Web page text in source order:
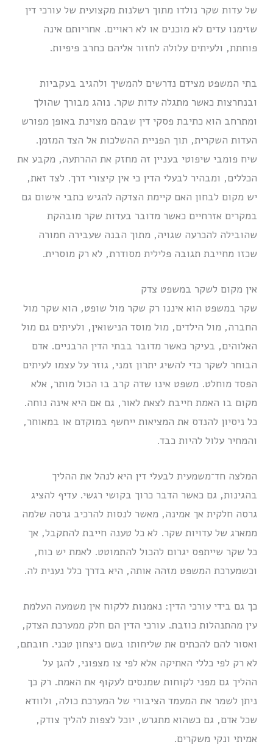
של עדות שקר נולדו מתוך רשלנות מקצועית של עורכי דין
שזימנו עדים לא מוכנים או לא ראויים. אחריותם אינה
פוחתת, ולעיתים עלולה לחזור אליהם כחרב פיפיות.
בתי המשפט מצידם נדרשים להמשיך ולהגיב בעקביות
ובנחרצות כאשר מתגלה עדות שקר. נוהג מבורך שהולך
ומתרחב הוא כתיבת פסקי דין שבהם מצוינת באופן מפורש
העדות השקרית, תוך הפניית ההשלכות אל הצד המזמן.
שיח פומבי שיפוטי בעניין זה מחזק את ההרתעה, מקבע את
הכללים, ומבהיר לבעלי הדין כי אין קיצורי דרך. לצד זאת,
יש מקום לבחון האם קיימת הצדקה להגיש כתבי אישום גם
במקרים אזרחיים כאשר מדובר בעדות שקר מובהקת
שהובילה להכרעה שגויה, מתוך הבנה שעבירה חמורה
שכזו מחייבת תגובה פלילית מסודרת, לא רק מוסרית.
אין מקום לשקר במשפט צדק
שקר במשפט הוא איננו רק שקר מול שופט, הוא שקר מול
החברה, מול הילדים, מול מוסד הנישואין, ולעיתים גם מול
האלוהים, בעיקר כאשר מדובר בבתי הדין הרבניים. אדם
הבוחר לשקר כדי להשיג יתרון זמני, גוזר על עצמו לעיתים
הפסד מוחלט. משפט אינו שדה קרב בו הכול מותר, אלא
מקום בו האמת חייבת לצאת לאור, גם אם היא אינה נוחה.
כל ניסיון להנדס את המציאות ייחשף במוקדם או במאוחר,
והמחיר עלול להיות כבד.
המלצה חד־משמעית לבעלי דין היא לנהל את ההליך
בהגינות, גם כאשר הדבר כרוך בקושי רגשי. עדיף להציג
גרסה חלקית אך אמינה, מאשר לנסות להרכיב גרסה שלמה
ממארג של עדויות שקר. לא כל טענה חייבת להתקבל, אך
כל שקר שייתפס יגרום להכול להתמוטט. לאמת יש כוח,
וכשמערכת המשפט מזהה אותה, היא בדרך כלל נענית לה.
כך גם בידי עורכי הדין: נאמנות ללקוח אין משמעה העלמת
עין מהתנהלות כוזבת. עורכי הדין הם חלק ממערכת הצדק,
ואסור להם להכתים את שליחותו בשם ניצחון טכני. חובתם,
לא רק לפי כללי האתיקה אלא לפי צו מצפוני, להגן על
ההליך גם מפני לקוחות שמנסים לעקוף את האמת. רק כך
ניתן לשמר את המעמד הציבורי של המערכת כולה, ולוודא
שכל אדם, גם כשהוא מתגרש, יוכל לצפות להליך צודק,
אמיתי ונקי משקרים.